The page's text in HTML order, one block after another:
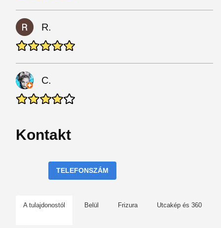
R.
C.
Kontakt
TELEFONSZÁM
A tulajdonostól Belül Frizura Utcakép és 360